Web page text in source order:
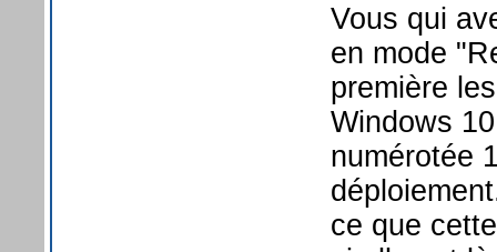
Vous qui
en mode
première
Windows
numérotée
ce que